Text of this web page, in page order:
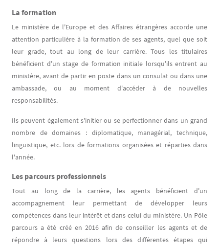
La formation
Le ministère de l'Europe et des Affaires étrangères accorde une
attention particulière à la formation de ses agents, quel que soit
leur grade, tout au long de leur carrière. Tous les titulaires
bénéficient d'un stage de formation initiale lorsqu'ils entrent au
ministère, avant de partir en poste dans un consulat ou dans une
ambassade, ou au moment d'accéder à de nouvelles
responsabilités.
Ils peuvent également s'initier ou se perfectionner dans un grand
nombre de domaines : diplomatique, managérial, technique,
linguistique, etc. lors de formations organisées et réparties dans
l'année.
Les parcours professionnels
Tout au long de la carrière, les agents bénéficient d'un
accompagnement leur permettant de développer leurs
compétences dans leur intérêt et dans celui du ministère. Un Pôle
parcours a été créé en 2016 afin de conseiller les agents et de
répondre à leurs questions lors des différentes étapes qui